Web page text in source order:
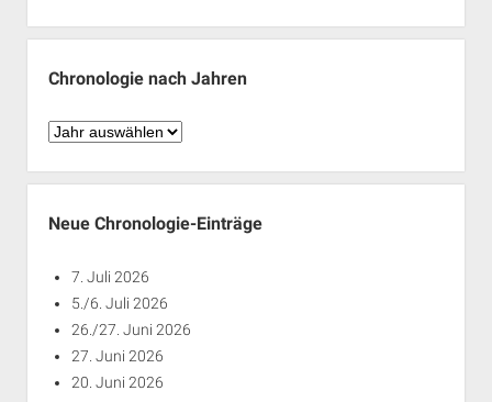
Monaten
Chronologie nach Jahren
Chronologie
Jahren
Neue Chronologie-Einträge
7. Juli 2026
5./6. Juli 2026
26./27. Juni 2026
27. Juni 2026
20. Juni 2026